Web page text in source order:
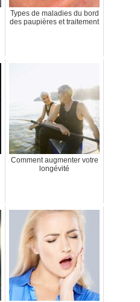
Types de maladies du bord
des paupières et traitement
Comment augmenter votre
longévité